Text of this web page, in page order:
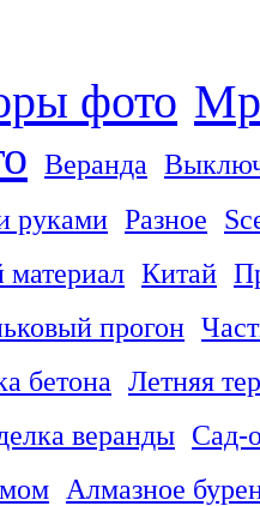
фото
Веранда
руками Разное
Китай
прогон
бетона Летняя
веранды Сад-
Алмазное